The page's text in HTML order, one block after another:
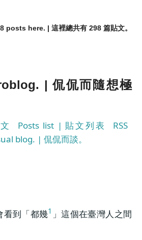
here. | 這裡總共有 298 篇貼文。
| 侃侃而隨想極
Posts list | 貼文列表
RSS
blog. | 侃侃而談。
看到「都幾1 」這個在臺灣人之間